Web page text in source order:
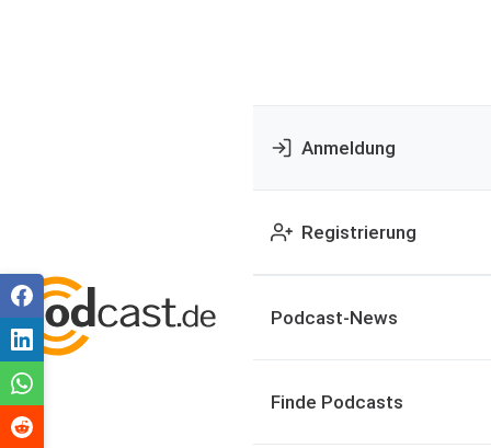
Anmeldung
Registrierung
Podcast-News
Finde Podcasts